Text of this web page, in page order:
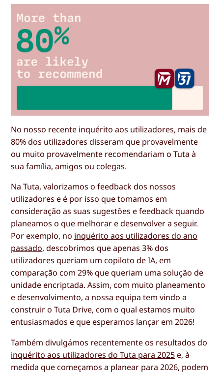
No nosso recente inquérito aos utilizadores, mais de
80% dos utilizadores disseram que provavelmente
ou muito provavelmente recomendariam o Tuta à
sua família, amigos ou colegas.
Na Tuta, valorizamos o feedback dos nossos
utilizadores e é por isso que tomamos em
consideração as suas sugestões e feedback quando
planeamos o que melhorar e desenvolver a seguir.
Por exemplo, no inquérito aos utilizadores do ano
passado, descobrimos que apenas 3% dos
utilizadores queriam um copiloto de IA, em
comparação com 29% que queriam uma solução de
unidade encriptada. Assim, com muito planeamento
e desenvolvimento, a nossa equipa tem vindo a
construir o Tuta Drive, com o qual estamos muito
entusiasmados e que esperamos lançar em 2026!
Também divulgámos recentemente os resultados do
inquérito aos utilizadores do Tuta para 2025 e, à
medida que começamos a planear para 2026, podem